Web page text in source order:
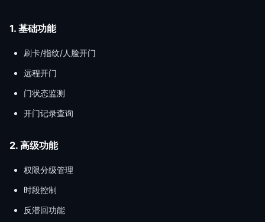
1. 基础功能
刷卡/指纹/人脸开门
远程开门
门状态监测
开门记录查询
2. 高级功能
权限分级管理
时段控制
反潜回功能